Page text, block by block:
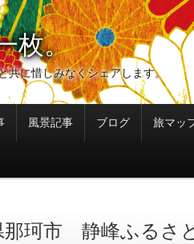
枚。
に惜しみなくシェアします。
風景記事 ブログ 旅マッ
那珂市 静峰ふるさ